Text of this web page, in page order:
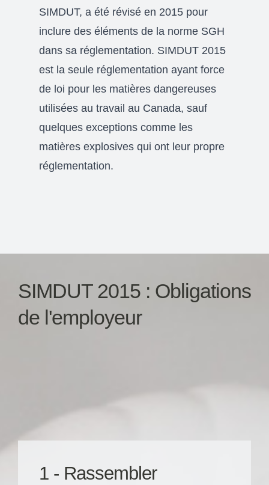
SIMDUT, a été révisé en 2015 pour
inclure des éléments de la norme SGH
dans sa réglementation. SIMDUT 2015
est la seule réglementation ayant force
de loi pour les matières dangereuses
utilisées au travail au Canada, sauf
quelques exceptions comme les
matières explosives qui ont leur propre
réglementation.
SIMDUT 2015 : Obligations
de l'employeur
1 - Rassembler